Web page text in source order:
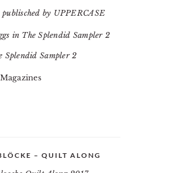
by UPPERCASE
Splendid Sampler 2
– QUILT ALONG